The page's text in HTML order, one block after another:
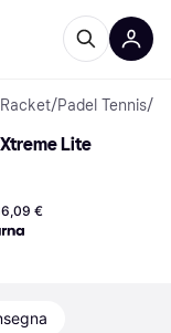
/Padel Tennis/
Xtreme Lite
€